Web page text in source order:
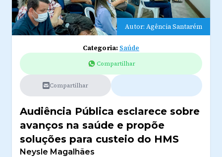
Autor: Agência Santarém
Categoria: Saúde
Compartilhar
Compartilhar
Audiência Pública esclarece sobre
avanços na saúde e propõe
soluções para custeio do HMS
Neysle Magalhães